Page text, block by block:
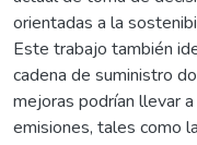
orientadas a la
Este trabajo también
cadena de suministro
mejoras podrían llevar
emisiones, tales como